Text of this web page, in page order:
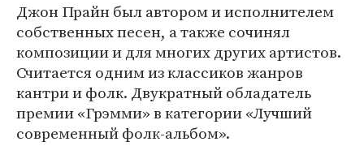
Джон Прайн был автором и исполнителем
собственных песен, а также сочинял
композиции и для многих других артистов.
Считается одним из классиков жанров
кантри и фолк. Двукратный обладатель
премии «Грэмми» в категории «Лучший
современный фолк-альбом».